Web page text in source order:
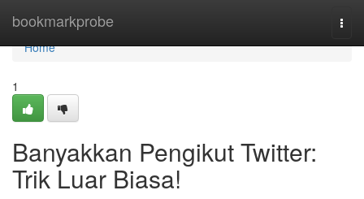
bookmarkprobe
Home
Home
1
Banyakkan Pengikut Twitter:
Trik Luar Biasa!